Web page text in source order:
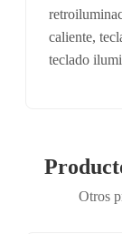
caliente,
teclado
Otros